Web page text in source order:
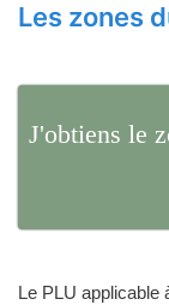
Les zones
J'obtiens le
Le PLU applicable